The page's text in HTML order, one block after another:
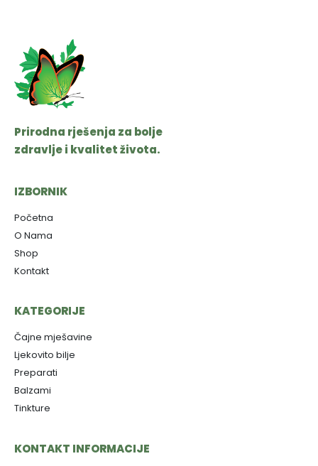
Prirodna rješenja za bolje
zdravlje i kvalitet života.
IZBORNIK
Početna
O Nama
Shop
Kontakt
KATEGORIJE
Čajne mješavine
Ljekovito bilje
Preparati
Balzami
Tinkture
KONTAKT INFORMACIJE